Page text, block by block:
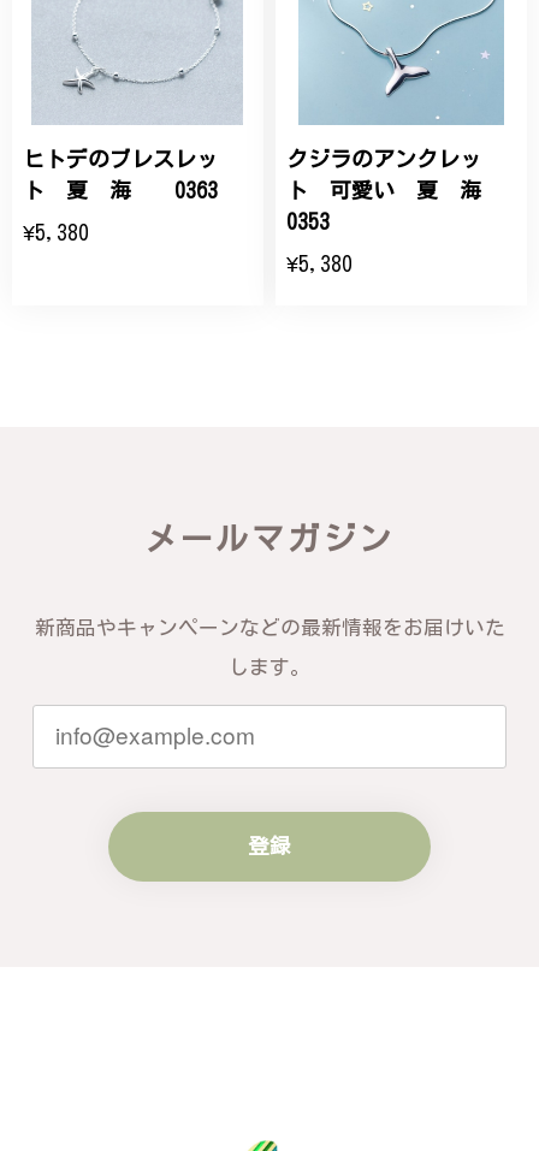
ヒトデのブレスレッ
ト 夏 海 0363
¥5,380
クジラのアンクレッ
ト 可愛い 夏 海
0353
¥5,380
メールマガジン
新商品やキャンペーンなどの最新情報をお届けいた
します。
登録